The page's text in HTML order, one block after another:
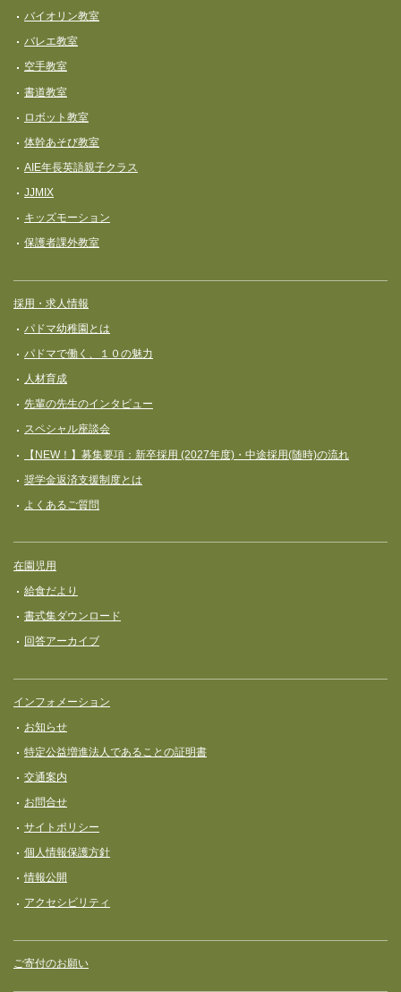
バイオリン教室
バレエ教室
空手教室
書道教室
ロボット教室
体幹あそび教室
AIE年長英語親子クラス
JJMIX
キッズモーション
保護者課外教室
採用・求人情報
パドマ幼稚園とは
パドマで働く、１０の魅力
人材育成
先輩の先生のインタビュー
スペシャル座談会
【NEW！】募集要項：新卒採用 (2027年度)・中途採用(随時)の流れ
奨学⾦返済⽀援制度とは
よくあるご質問
在園児用
給食だより
書式集ダウンロード
回答アーカイブ
インフォメーション
お知らせ
特定公益増進法人であることの証明書
交通案内
お問合せ
サイトポリシー
個人情報保護方針
情報公開
アクセシビリティ
ご寄付のお願い